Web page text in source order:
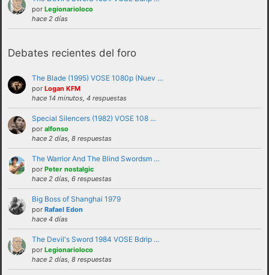
de forma verbal ni mostrando insignias,
banderas o similares que puedan
No trasladar a los foros discusiones a nivel
personal con otros usuarios.Estas deben ser
solucionadas en privado y no haciendo
partícipes al resto de personas del foro.
No revelar ni hacer público en el foro la
identidad o datos personales de ningún
participante sin su consentimiento, como por
ejemplo direcciones de email, ip’s externas,
etc
No enviar a los foros mensajes repetitivos
En el Lenguaje web, escribir con letras
mayusculas equivale a gritar, si no es esa su
intención sugerimos que lo evite.
Cualquier usuario que altere el buen
funcionamiento del foro mediante reiteradas
por Legionarioloco
hace 2 días
Debates recientes del foro
The Blade (1995) VOSE 1080p (Nuev …
por Logan KFM
hace 14 minutos, 4 respuestas
Special Silencers (1982) VOSE 108 …
por alfonso
hace 2 días, 8 respuestas
The Warrior And The Blind Swordsm …
por Peter nostalgic
hace 2 días, 6 respuestas
Big Boss of Shanghai 1979
por Rafael Edon
hace 4 días
The Devil's Sword 1984 VOSE Bdrip …
por Legionarioloco
hace 2 días, 8 respuestas